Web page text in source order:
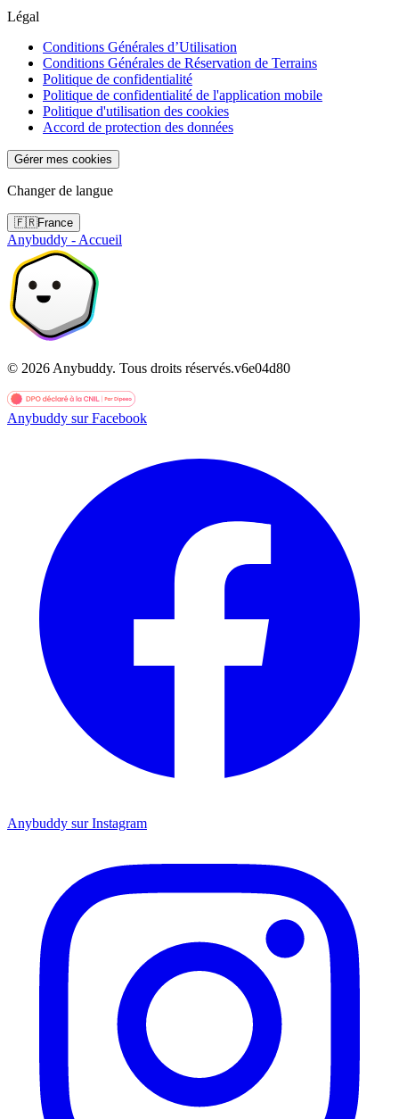
Légal
Conditions Générales d’Utilisation
Conditions Générales de Réservation de Terrains
Politique de confidentialité
Politique de confidentialité de l'application mobile
Politique d'utilisation des cookies
Accord de protection des données
Gérer mes cookies
Changer de langue
🇫🇷France
Anybuddy - Accueil
© 2026 Anybuddy. Tous droits réservés.v6e04d80
Anybuddy sur Facebook
Anybuddy sur Instagram